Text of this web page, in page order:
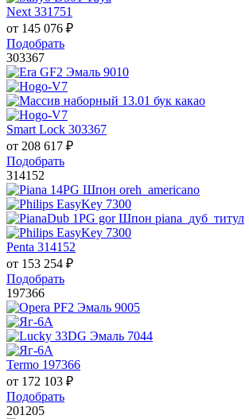
Next 331751
от 145 076 ₽
Подобрать
303367
Smart Lock 303367
от 208 617 ₽
Подобрать
314152
Penta 314152
от 153 254 ₽
Подобрать
197366
Termo 197366
от 172 103 ₽
Подобрать
201205